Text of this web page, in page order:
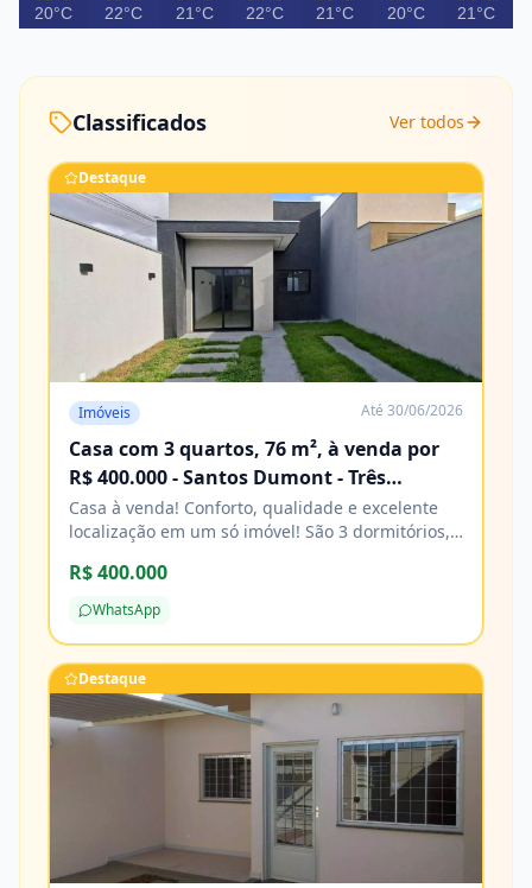
20°C
22°C
21°C
22°C
21°C
20°C
21°C
Classificados Ver todos
Destaque
Imóveis Até 30/06/2026
Casa com 3 quartos, 76 m², à venda por
R$ 400.000 - Santos Dumont - Três
Lagoas/MS
Casa à venda! Conforto, qualidade e excelente
localização em um só imóvel! São 3 dormitórios,
com acabamento impecável e excelente padrão
de construção. Agende sua visita e venha
conhecer! Características Água Cozinha Energia
elétrica Esgoto Lavanderia Pavimentação
Porcelanato
R$ 400.000
WhatsApp
Destaque